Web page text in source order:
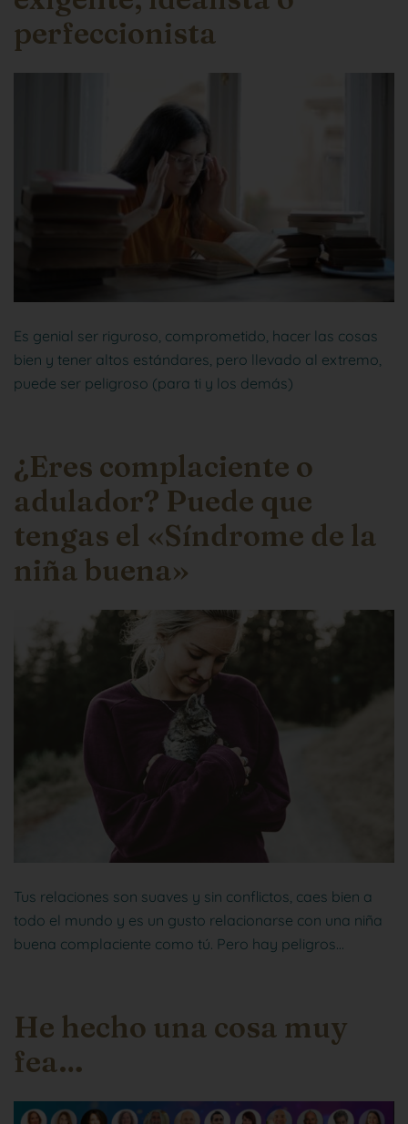
perfeccionista
Es genial ser riguroso, comprometido, hacer las cosas
bien y tener altos estándares, pero llevado al extremo,
puede ser peligroso (para ti y los demás)
¿Eres complaciente o
adulador? Puede que
tengas el «Síndrome de la
niña buena»
Tus relaciones son suaves y sin conflictos, caes bien a
todo el mundo y es un gusto relacionarse con una niña
buena complaciente como tú. Pero hay peligros…
He hecho una cosa muy
fea…